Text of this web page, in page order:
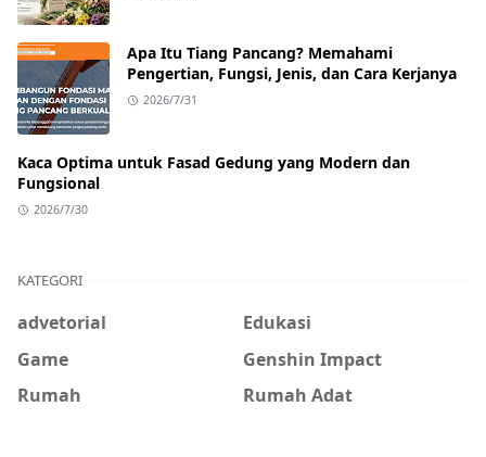
Apa Itu Tiang Pancang? Memahami
Pengertian, Fungsi, Jenis, dan Cara Kerjanya
2026/7/31
Kaca Optima untuk Fasad Gedung yang Modern dan
Fungsional
2026/7/30
KATEGORI
advetorial
Edukasi
Game
Genshin Impact
Rumah
Rumah Adat